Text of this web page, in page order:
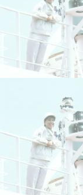
今週の「内